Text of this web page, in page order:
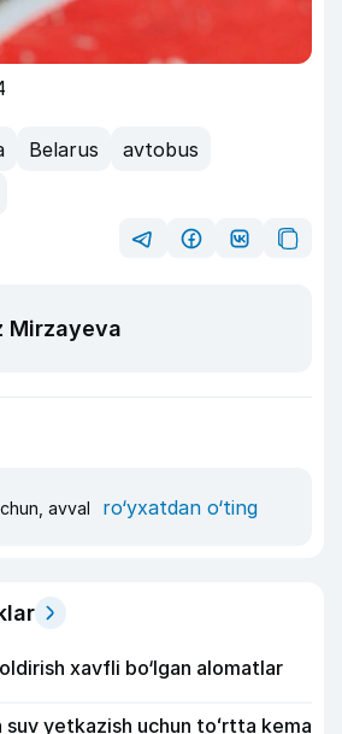
Belarus
avtobus
Mirzayeva
avval ro‘yxatdan o‘ting
xavfli bo‘lgan alomatlar
suv yetkazish uchun toʻrtta kema